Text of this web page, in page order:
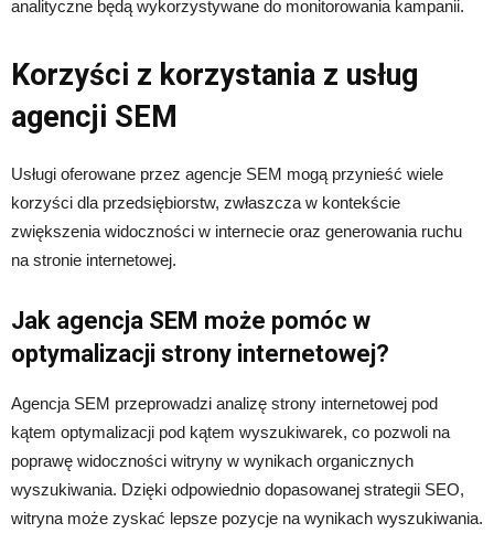
analityczne będą wykorzystywane do monitorowania kampanii.
Korzyści z korzystania z usług
agencji SEM
Usługi oferowane przez agencje SEM mogą przynieść wiele
korzyści dla przedsiębiorstw, zwłaszcza w kontekście
zwiększenia widoczności w internecie oraz generowania ruchu
na stronie internetowej.
Jak agencja SEM może pomóc w
optymalizacji strony internetowej?
Agencja SEM przeprowadzi analizę strony internetowej pod
kątem optymalizacji pod kątem wyszukiwarek, co pozwoli na
poprawę widoczności witryny w wynikach organicznych
wyszukiwania. Dzięki odpowiednio dopasowanej strategii SEO,
witryna może zyskać lepsze pozycje na wynikach wyszukiwania.